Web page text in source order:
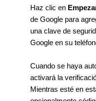
Haz clic en
de Google para
una clave de
Google en su
Cuando se haya
activará la
Mientras esté en